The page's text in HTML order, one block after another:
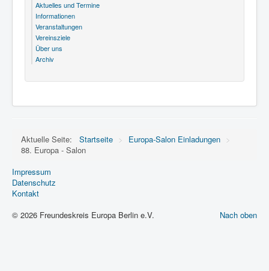
Aktuelles und Termine
Informationen
Veranstaltungen
Vereinsziele
Über uns
Archiv
Aktuelle Seite: Startseite > Europa-Salon Einladungen >
88. Europa - Salon
Impressum
Datenschutz
Kontakt
Nach oben
© 2026 Freundeskreis Europa Berlin e.V.